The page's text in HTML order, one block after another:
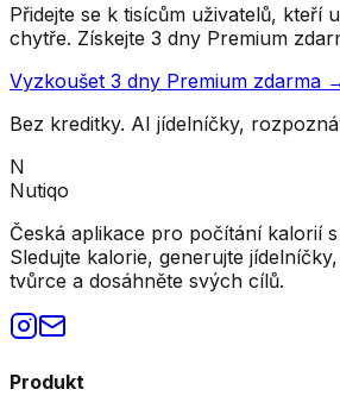
Přidejte se k tisícům uživatelů, kteří
chytře. Získejte 3 dny Premium
Vyzkoušet 3 dny Premium zdarma
Bez kreditky. AI jídelníčky,
N
Nutiqo
Česká aplikace pro počítání kalorií
Sledujte kalorie, generujte
tvůrce a dosáhněte svých cílů.
Produkt